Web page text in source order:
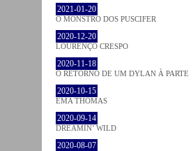
2021-01-20
O MONSTRO DOS PUSCIFER
2020-12-20
LOURENÇO CRESPO
2020-11-18
O RETORNO DE UM DYLAN À PARTE
2020-10-15
EMA THOMAS
2020-09-14
DREAMIN’ WILD
2020-08-07